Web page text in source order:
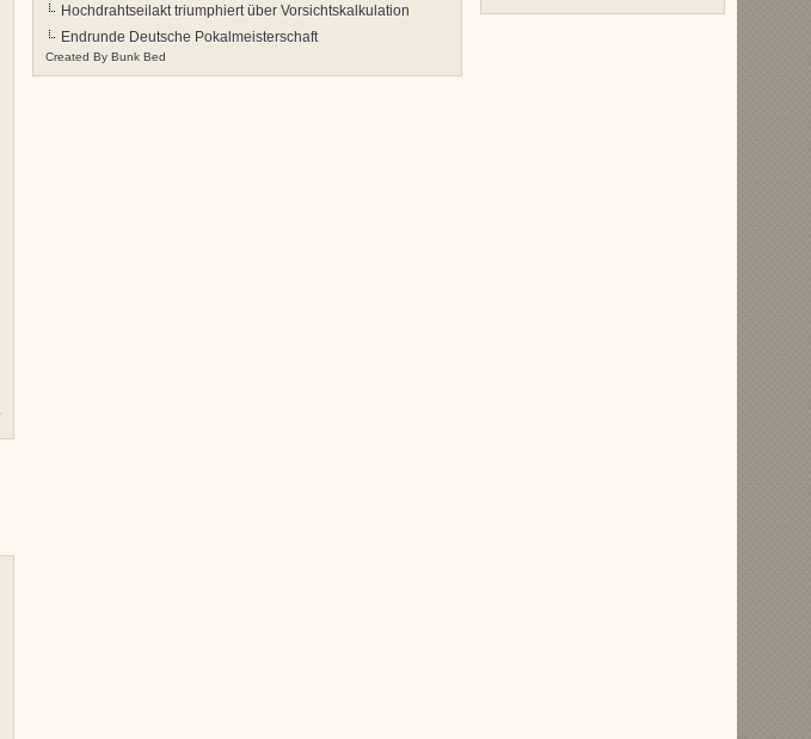
Hochdrahtseilakt triumphiert über Vorsichtskalkulation
Endrunde Deutsche Pokalmeisterschaft
Created By Bunk Bed